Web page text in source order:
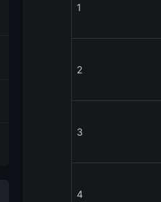
1
2
3
4